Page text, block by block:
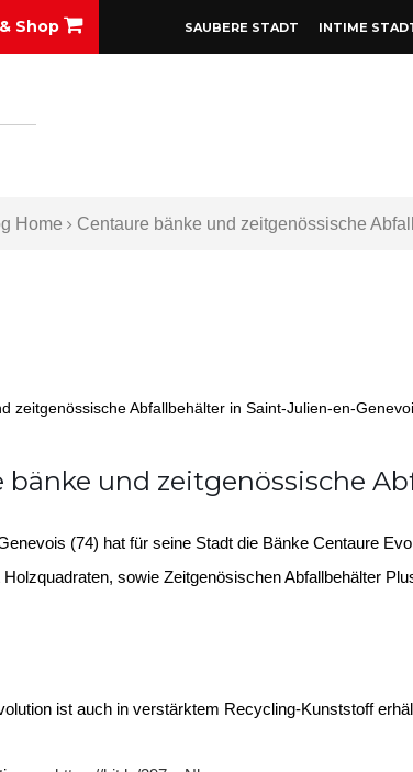
Shop SAUBERE STADT INTIME
Home Centaure bänke und zeitgenössische
bänke und zeitgenössische
(74) hat für seine Stadt die Bänke Centaure
sowie Zeitgenösischen Abfallbehälter
ist auch in verstärktem Recycling-Kunststoff